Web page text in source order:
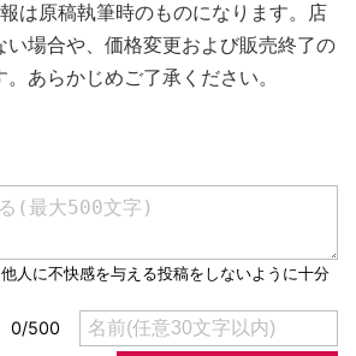
は原稿執筆時のものになります。店
い場合や、価格変更および販売終了の
あらかじめご了承ください。